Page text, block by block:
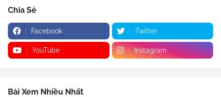
Chia Sẻ
Facebook Twitter
YouTube Instagram
Bài Xem Nhiều Nhất